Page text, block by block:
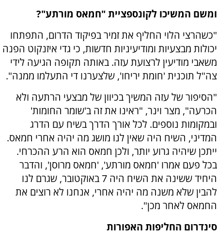
ומשם המשיכו לקונספציית "חמאס מורתע"?
"כשהרצי הלוי החליף את זמיר בפיקוד הדרום, התפתחו
יכולות מבצעיות ומודיעיניות חדשות, כי גדי איזנקוט הפנה
משאבי מודיעין לרצועת עזה. באותה תקופה הגיעה לידי
צה"ל תוכנית 'חומת יריחו', שלצערנו די התעלמו ממנה".
"הסיפור של עזה המשיך בכיוון של מבצעי הרתעה ולא
הכרעה", מצר וינר, "ראינו את זה ב'שומר החומות'
ובמקומות נוספים. לכל אורך הדרך בשיח עם הדרג
המדיני, השיח היה שאין לנו מושג מה יהיה אחרי חמאס.
ייתכן שיהיה גרוע יותר, ולכן חמאס הוא הרע ההכרחי.
בכל פעם אמרו 'חמאס מורתע', 'חמאס מרוסן', והדבר
היחיד ששינה את השיח היה 7 באוקטובר, שגרם לנו
להבין שלא משנה מה יהיה אחרי, אנחנו לא רוצים את
החמאס לאחר מכן".
סינדרום החליפות האפורות